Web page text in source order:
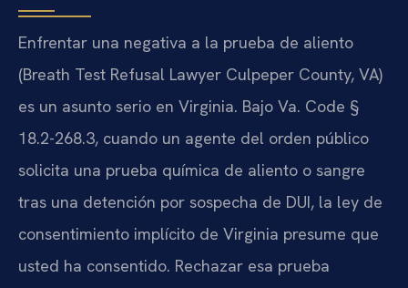
Enfrentar una negativa a la prueba de aliento
(Breath Test Refusal Lawyer Culpeper County, VA)
es un asunto serio en Virginia. Bajo Va. Code §
18.2-268.3, cuando un agente del orden público
solicita una prueba química de aliento o sangre
tras una detención por sospecha de DUI, la ley de
consentimiento implícito de Virginia presume que
usted ha consentido. Rechazar esa prueba